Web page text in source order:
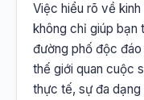
Việc hiểu rõ về
không chỉ giúp bạn
đường phố độc đáo
thế giới quan cuộc
thực tế, sự đa